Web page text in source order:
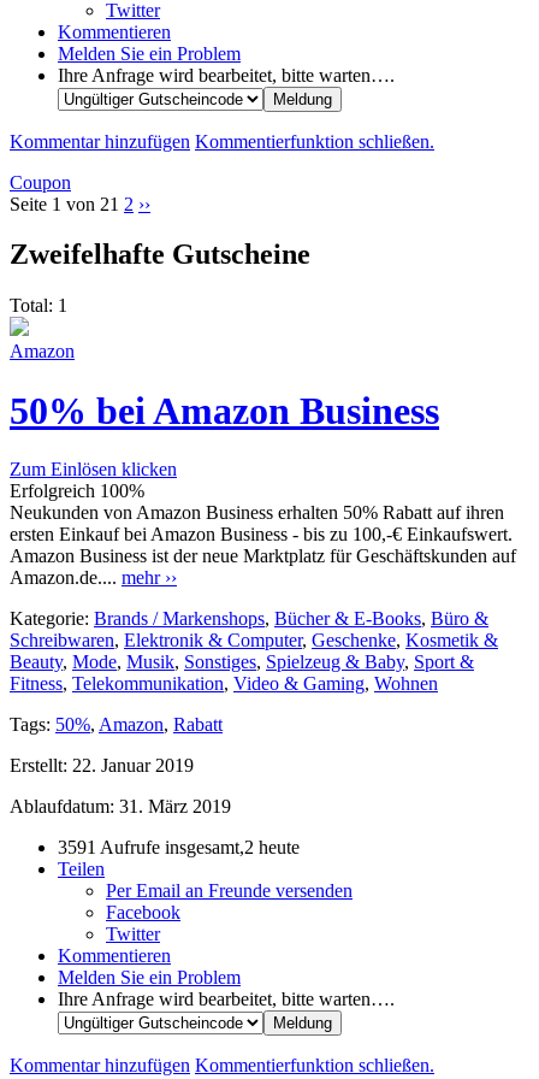
Twitter
Kommentieren
Melden Sie ein Problem
Ihre Anfrage wird bearbeitet, bitte warten….
Kommentar hinzufügen Kommentierfunktion schließen.
Coupon
Seite 1 von 21 2 ››
Zweifelhafte Gutscheine
Total: 1
Amazon
50% bei Amazon Business
Zum Einlösen klicken
Erfolgreich 100%
Neukunden von Amazon Business erhalten 50% Rabatt auf ihren
ersten Einkauf bei Amazon Business - bis zu 100,-€ Einkaufswert.
Amazon Business ist der neue Marktplatz für Geschäftskunden auf
Amazon.de.... mehr ››
Kategorie: Brands / Markenshops, Bücher & E-Books, Büro &
Schreibwaren, Elektronik & Computer, Geschenke, Kosmetik &
Beauty, Mode, Musik, Sonstiges, Spielzeug & Baby, Sport &
Fitness, Telekommunikation, Video & Gaming, Wohnen
Tags: 50%, Amazon, Rabatt
Erstellt: 22. Januar 2019
Ablaufdatum: 31. März 2019
3591 Aufrufe insgesamt,2 heute
Teilen
Per Email an Freunde versenden
Facebook
Twitter
Kommentieren
Melden Sie ein Problem
Ihre Anfrage wird bearbeitet, bitte warten….
Kommentar hinzufügen Kommentierfunktion schließen.